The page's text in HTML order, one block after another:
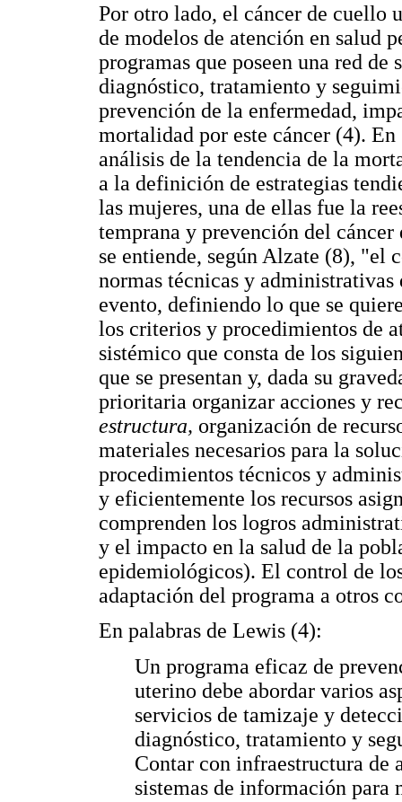
Por otro lado, el cáncer de cuello
de modelos de atención en salud
programas que poseen una red
diagnóstico, tratamiento y
prevención de la enfermedad,
mortalidad por este cáncer (4).
análisis de la tendencia de la
a la definición de estrategias
las mujeres, una de ellas fue la
temprana y prevención del
se entiende, según Alzate (8), "el
normas técnicas y
evento, definiendo lo que se
los criterios y procedimientos de
sistémico que consta de los
que se presentan y, dada su
prioritaria organizar acciones y
estructura, organización de
materiales necesarios para la
procedimientos técnicos y
y eficientemente los recursos
comprenden los logros
y el impacto en la salud de la
epidemiológicos). El control de
adaptación del programa a otros
En palabras de Lewis (4):
Un programa eficaz de
uterino debe abordar varios
servicios de tamizaje y
diagnóstico, tratamiento y
Contar con infraestructura de
sistemas de información